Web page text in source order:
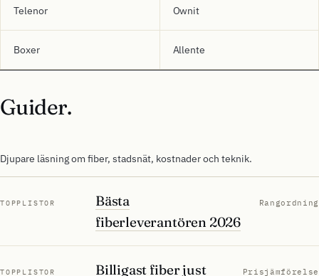
Telenor Ownit
Boxer Allente
Guider.
Djupare läsning om fiber, stadsnät, kostnader och teknik.
TOPPLISTOR
Bästa
fiberleverantören 2026
Rangordning
TOPPLISTOR
Billigast fiber just
Prisjämförelse